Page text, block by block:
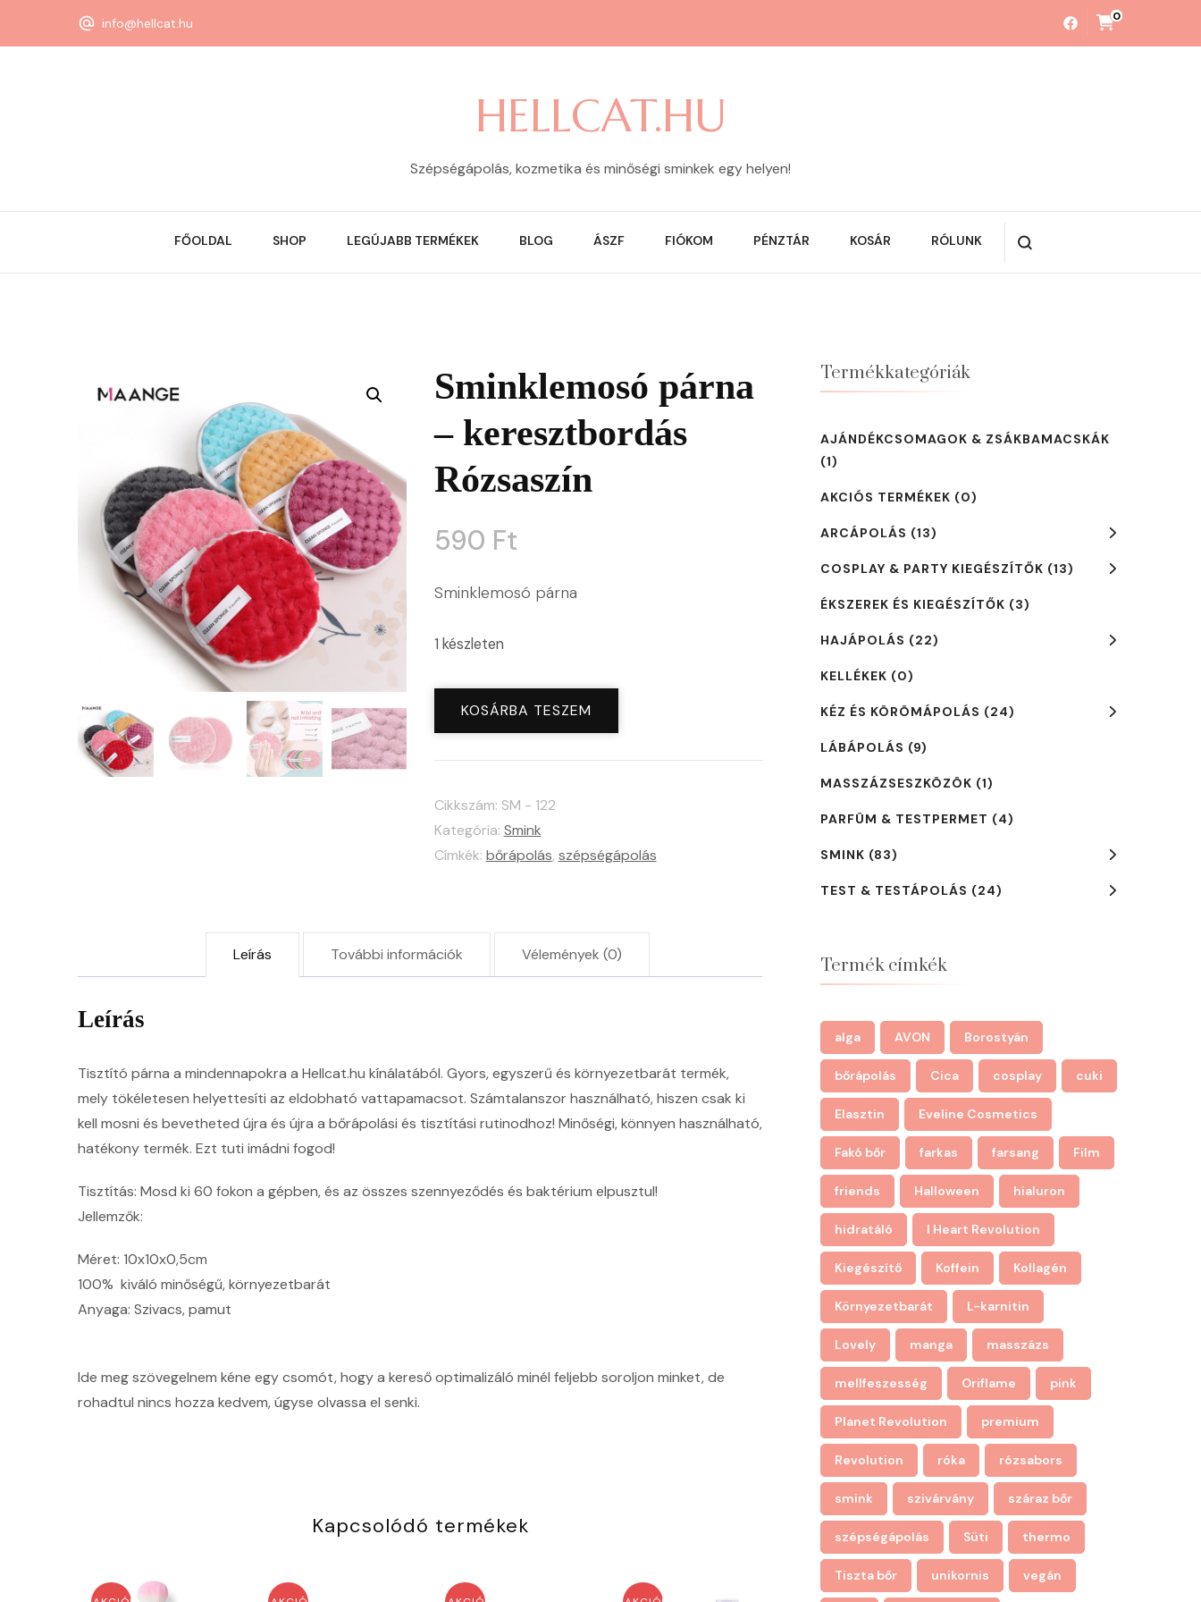
info@hellcat.hu 0
HELLCAT.HU
Szépségápolás, kozmetika és minőségi sminkek egy helyen!
FŐOLDAL SHOP LEGÚJABB TERMÉKEK BLOG ÁSZF FIÓKOM PÉNZTÁR KOSÁR RÓLUNK
Sminklemosó párna
– keresztbordás
Rózsaszín
590 Ft
Sminklemosó párna
1 készleten
Sminklemosó
párna
Rózsaszín
mennyiség
KOSÁRBA TESZEM
Cikkszám: SM - 122
Kategória: Smink
Címkék: bőrápolás, szépségápolás
Leírás További információk Vélemények (0)
Leírás
Tisztító párna a mindennapokra a Hellcat.hu kínálatából. Gyors, egyszerű és környezetbarát termék,
mely tökéletesen helyettesíti az eldobható vattapamacsot. Számtalanszor használható, hiszen csak ki
kell mosni és bevetheted újra és újra a bőrápolási és tisztítási rutinodhoz! Minőségi, könnyen használható,
hatékony termék. Ezt tuti imádni fogod!
Tisztítás: Mosd ki 60 fokon a gépben, és az összes szennyeződés és baktérium elpusztul!
Jellemzők:
Méret: 10x10x0,5cm
100% kiváló minőségű, környezetbarát
Anyaga: Szivacs, pamut
Ide meg szövegelnem kéne egy csomót, hogy a kereső optimalizáló minél feljebb soroljon minket, de
rohadtul nincs hozza kedvem, úgyse olvassa el senki.
Kapcsolódó termékek
Termékkategóriák
AJÁNDÉKCSOMAGOK & ZSÁKBAMACSKÁK
(1)
AKCIÓS TERMÉKEK (0)
ARCÁPOLÁS (13)
COSPLAY & PARTY KIEGÉSZÍTŐK (13)
ÉKSZEREK ÉS KIEGÉSZÍTŐK (3)
HAJÁPOLÁS (22)
KELLÉKEK (0)
KÉZ ÉS KÖRÖMÁPOLÁS (24)
LÁBÁPOLÁS (9)
MASSZÁZSESZKÖZÖK (1)
PARFÜM & TESTPERMET (4)
SMINK (83)
TEST & TESTÁPOLÁS (24)
Termék címkék
alga AVON Borostyán
bőrápolás Cica cosplay cuki
Elasztin Eveline Cosmetics
Fakó bőr farkas farsang Film
friends Halloween hialuron
hidratáló I Heart Revolution
Kiegészítő Koffein Kollagén
Környezetbarát L-karnitin
Lovely manga masszázs
mellfeszesség Oriflame pink
Planet Revolution premium
Revolution róka rózsabors
smink szivárvány száraz bőr
szépségápolás Süti thermo
Tiszta bőr unikornis vegán